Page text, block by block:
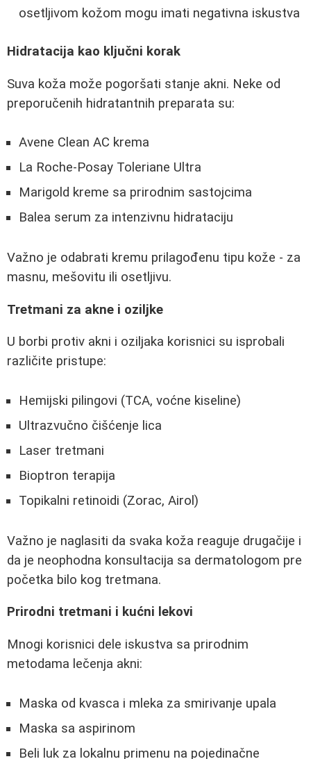
osetljivom kožom mogu imati negativna iskustva
Hidratacija kao ključni korak
Suva koža može pogoršati stanje akni. Neke od
preporučenih hidratantnih preparata su:
Avene Clean AC krema
La Roche-Posay Toleriane Ultra
Marigold kreme sa prirodnim sastojcima
Balea serum za intenzivnu hidrataciju
Važno je odabrati kremu prilagođenu tipu kože - za
masnu, mešovitu ili osetljivu.
Tretmani za akne i oziljke
U borbi protiv akni i oziljaka korisnici su isprobali
različite pristupe:
Hemijski pilingovi (TCA, voćne kiseline)
Ultrazvučno čišćenje lica
Laser tretmani
Bioptron terapija
Topikalni retinoidi (Zorac, Airol)
Važno je naglasiti da svaka koža reaguje drugačije i
da je neophodna konsultacija sa dermatologom pre
početka bilo kog tretmana.
Prirodni tretmani i kućni lekovi
Mnogi korisnici dele iskustva sa prirodnim
metodama lečenja akni:
Maska od kvasca i mleka za smirivanje upala
Maska sa aspirinom
Beli luk za lokalnu primenu na pojedinačne